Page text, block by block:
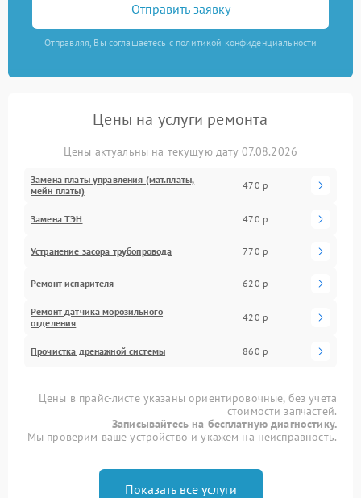
Отправить заявку
Отправляя, Вы соглашаетесь с политикой конфиденциальности
Цены на услуги ремонта
Цены актуальны на текущую дату 07.08.2026
Замена платы управления (мат.платы,
мейн платы)
470 р
Замена ТЭН 470 р
Устранение засора трубопровода 770 р
Ремонт испарителя 620 р
Ремонт датчика морозильного
отделения
420 р
Прочистка дренажной системы 860 р
Цены в прайс-листе указаны ориентировочные, без учета
стоимости запчастей.
Записывайтесь на бесплатную диагностику.
Мы проверим ваше устройство и укажем на неисправность.
Показать все услуги